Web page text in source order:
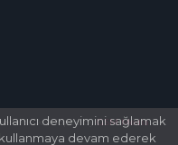
deneyimini sağlamak
devam ederek
Developed byGSM Media